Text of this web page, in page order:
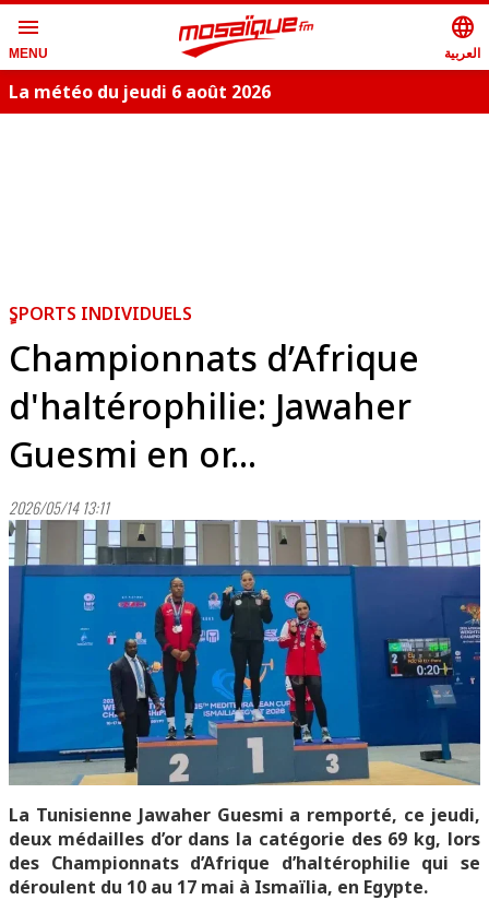
menu
MENU
language
العربية
La météo du jeudi 6 août 2026
ٍSPORTS INDIVIDUELS
Championnats d’Afrique
d'haltérophilie: Jawaher
Guesmi en or...
2026/05/14 13:11
La Tunisienne Jawaher Guesmi a remporté, ce jeudi,
deux médailles d’or dans la catégorie des 69 kg, lors
des Championnats d’Afrique d’haltérophilie qui se
déroulent du 10 au 17 mai à Ismaïlia, en Egypte.